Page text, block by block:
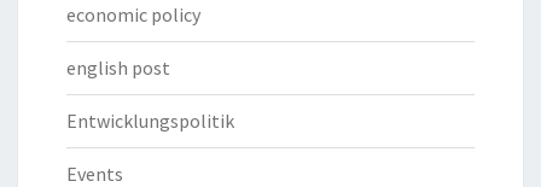
economic policy
english post
Entwicklungspolitik
Events